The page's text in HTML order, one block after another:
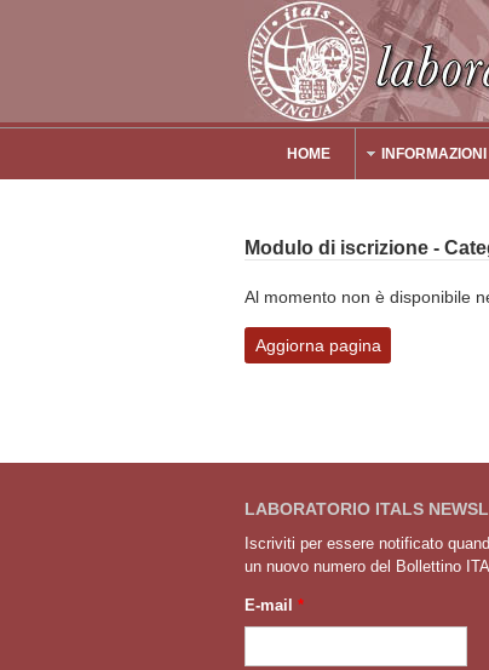
Main Menu
HOME INFORMAZIONI
Modulo di iscrizione -
Al momento non è disponibile
Aggiorna pagina
LABORATORIO ITALS
Iscriviti per essere notificato
un nuovo numero del Bollettino
E-mail *